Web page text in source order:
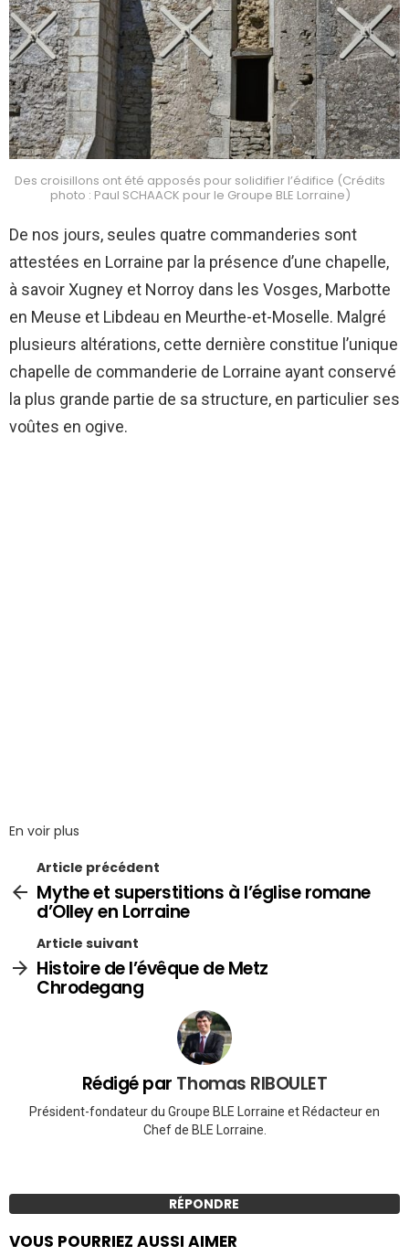
Des croisillons ont été apposés pour solidifier l’édifice (Crédits
photo : Paul SCHAACK pour le Groupe BLE Lorraine)
De nos jours, seules quatre commanderies sont
attestées en Lorraine par la présence d’une chapelle,
à savoir Xugney et Norroy dans les Vosges, Marbotte
en Meuse et Libdeau en Meurthe-et-Moselle. Malgré
plusieurs altérations, cette dernière constitue l’unique
chapelle de commanderie de Lorraine ayant conservé
la plus grande partie de sa structure, en particulier ses
voûtes en ogive.
En voir plus
Article précédent
Mythe et superstitions à l’église romane
d’Olley en Lorraine
Article suivant
Histoire de l’évêque de Metz
Chrodegang
Rédigé par Thomas RIBOULET
Président-fondateur du Groupe BLE Lorraine et Rédacteur en
Chef de BLE Lorraine.
RÉPONDRE
VOUS POURRIEZ AUSSI AIMER